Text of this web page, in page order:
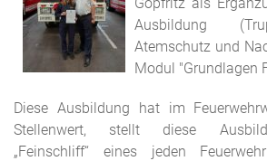
Ausbildung
Atemschutz und
Modul "Grundlagen
Diese Ausbildung hat im
Stellenwert, stellt diese
„Feinschliff“ eines jeden